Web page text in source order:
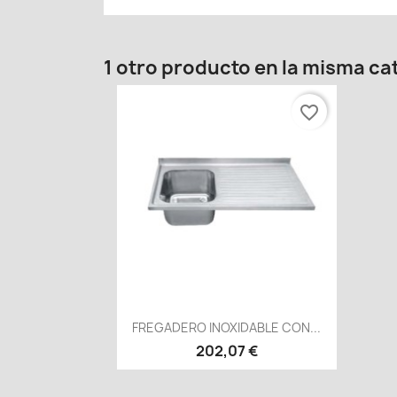
1 otro producto en la misma
Vista rápida
FREGADERO INOXIDABLE CON...
202,07 €
favorite_border